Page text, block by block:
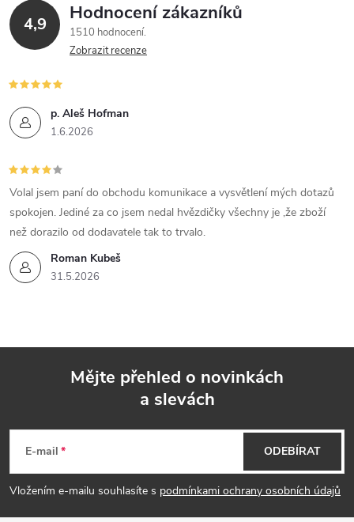
4,9 Hodnocení zákazníků
1510 hodnocení
Zobrazit recenze
p. Aleš Hofman
1.6.2026
Roman Kubeš
31.5.2026
Volal jsem paní do obchodu komunikace a vysvětlení mých dotazů
spokojen. Jediné za co jsem nedal hvězdičky všechny je ,že zboží
než dorazilo od dodavatele tak to trvalo.
p
Mějte přehled o novinkách
a slevách
E-mail
Vložením e-mailu souhlasíte s podmínkami ochrany osobních údajů
ODEBÍRAT